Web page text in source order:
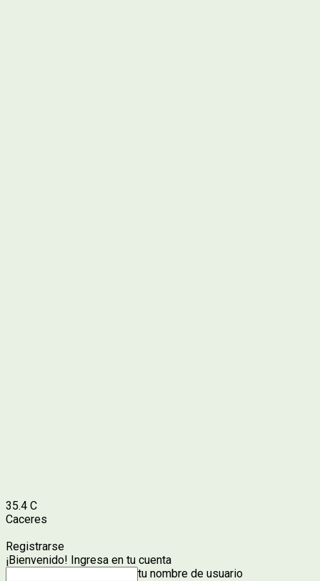
35.4 C
Caceres
Registrarse
¡Bienvenido! Ingresa en tu cuenta
tu nombre de usuario